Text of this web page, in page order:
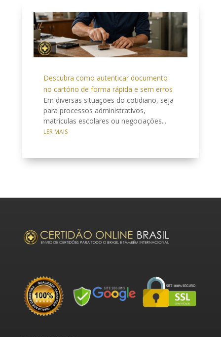
Descubra como autenticar documento
no cartório de forma rápida e sem erros
Em diversas situações do cotidiano, seja
para processos administrativos,
matrículas escolares ou negociações...
LER MAIS